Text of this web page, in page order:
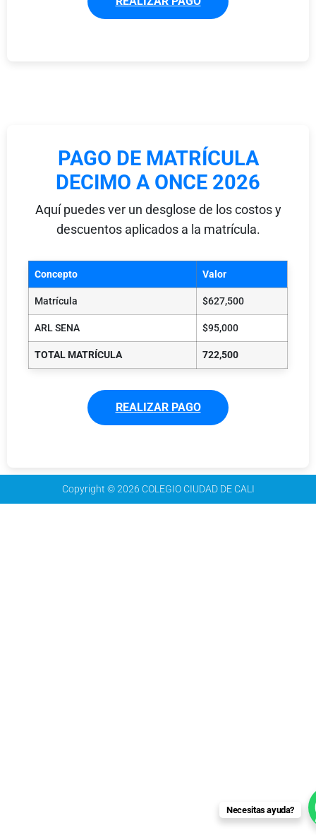
PAGO DE MATRÍCULA
DECIMO A ONCE 2026
Aquí puedes ver un desglose de los costos y
descuentos aplicados a la matrícula.
Concepto Valor
Matrícula $627,500
ARL SENA $95,000
TOTAL MATRÍCULA 722,500
REALIZAR PAGO
Copyright © 2026 COLEGIO CIUDAD DE CALI
Necesitas ayuda?